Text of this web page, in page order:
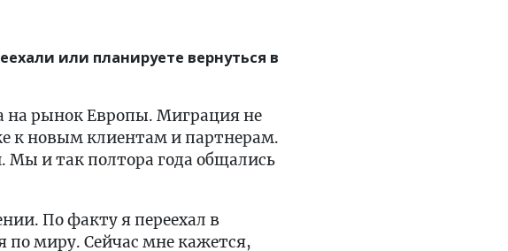
или планируете вернуться в
на рынок Европы. Миграция не
к новым клиентам и партнерам.
Мы и так полтора года общались
По факту я переехал в
миру. Сейчас мне кажется,